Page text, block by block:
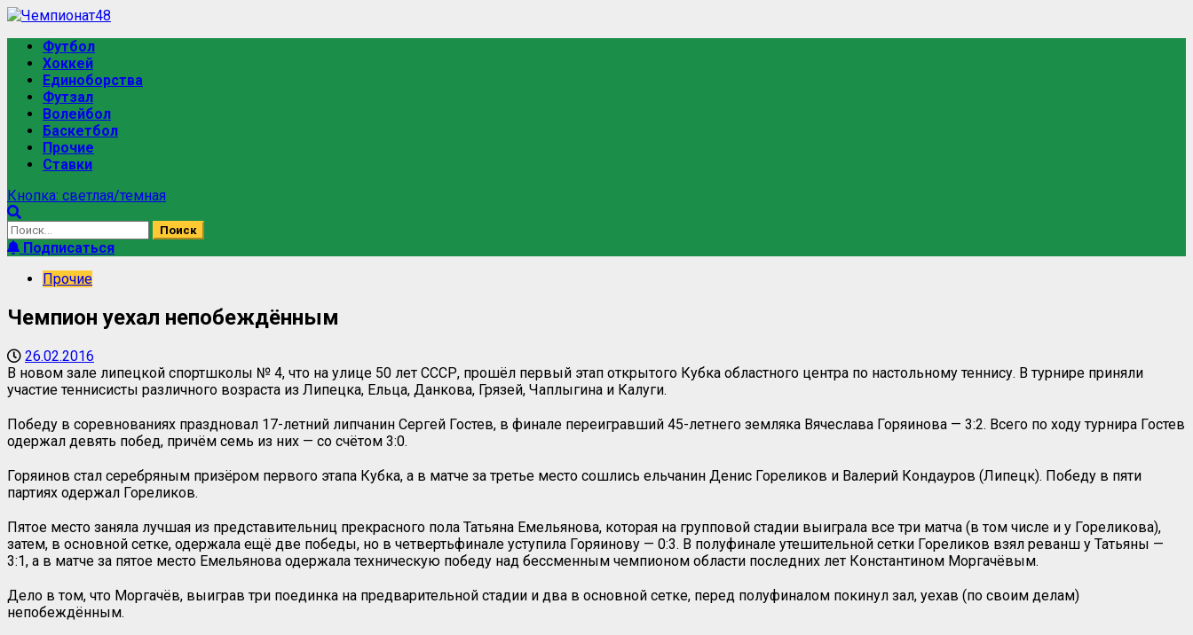
Футбол
Хоккей
Единоборства
Футзал
Волейбол
Баскетбол
Прочие
Ставки
Кнопка: светлая/темная
Подписаться
Прочие
Чемпион уехал непобеждённым
26.02.2016
В новом зале липецкой спортшколы № 4, что на улице 50 лет СССР, прошёл первый этап открытого Кубка областного центра по настольному теннису. В турнире приняли
участие теннисисты различного возраста из Липецка, Ельца, Данкова, Грязей, Чаплыгина и Калуги.
Победу в соревнованиях праздновал 17-летний липчанин Сергей Гостев, в финале переигравший 45-летнего земляка Вячеслава Горяинова — 3:2. Всего по ходу турнира Гостев
одержал девять побед, причём семь из них — со счётом 3:0.
Горяинов стал серебряным призёром первого этапа Кубка, а в матче за третье место сошлись ельчанин Денис Гореликов и Валерий Кондауров (Липецк). Победу в пяти
партиях одержал Гореликов.
Пятое место заняла лучшая из представительниц прекрасного пола Татьяна Емельянова, которая на групповой стадии выиграла все три матча (в том числе и у Гореликова),
затем, в основной сетке, одержала ещё две победы, но в четвертьфинале уступила Горяинову — 0:3. В полуфинале утешительной сетки Гореликов взял реванш у Татьяны —
3:1, а в матче за пятое место Емельянова одержала техническую победу над бессменным чемпионом области последних лет Константином Моргачёвым.
Дело в том, что Моргачёв, выиграв три поединка на предварительной стадии и два в основной сетке, перед полуфиналом покинул зал, уехав (по своим делам)
непобеждённым.